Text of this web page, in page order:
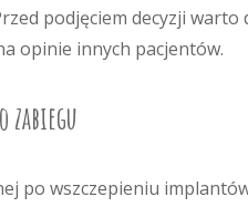
podjęciem decyzji
opinie innych pacjentów.
zabiegu
po wszczepieniu